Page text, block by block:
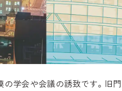
の学会や会議の誘致です。旧